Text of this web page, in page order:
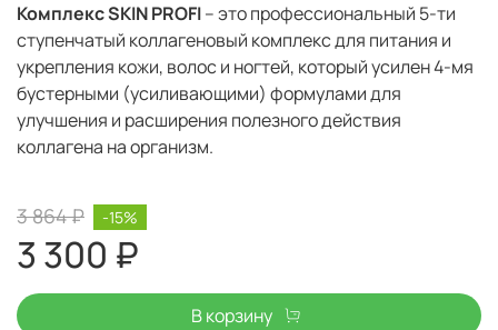
КомплексSKINPROFI– это профессиональный 5-ти
ступенчатый коллагеновый комплекс для питания и
укрепления кожи, волос и ногтей, который усилен 4-мя
бустерными (усиливающими) формулами для
улучшения и расширения полезного действия
коллагена на организм.
3 864 ₽
3 300 ₽
-15%
В корзину